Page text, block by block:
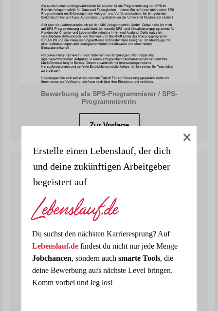
Bewerbung als SPS-Programmierer / SPS-
Programmiererin
Zur Vorlage
Erstelle einen Lebenslauf, der dich
und deine zukünftigen Arbeitgeber
begeistert auf
Du suchst den nächsten Karrieresprung? Auf
Lebenslauf.defindest du nicht nur jede Menge
Jobchancen, sondern auch smarte Tools, die
deine Bewerbung aufs nächste Level bringen.
Komm vorbei und leg los!